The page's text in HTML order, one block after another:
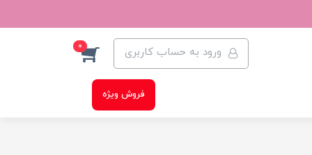
ورود به حساب کاربری 0
فروش ویژه